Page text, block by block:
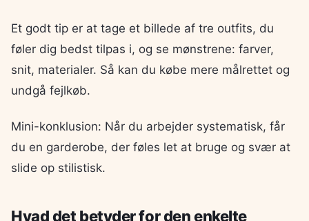
Et godt tip er at tage et billede af tre outfits, du
føler dig bedst tilpas i, og se mønstrene: farver,
snit, materialer. Så kan du købe mere målrettet og
undgå fejlkøb.
Mini-konklusion: Når du arbejder systematisk, får
du en garderobe, der føles let at bruge og svær at
slide op stilistisk.
Hvad det betyder for den enkelte